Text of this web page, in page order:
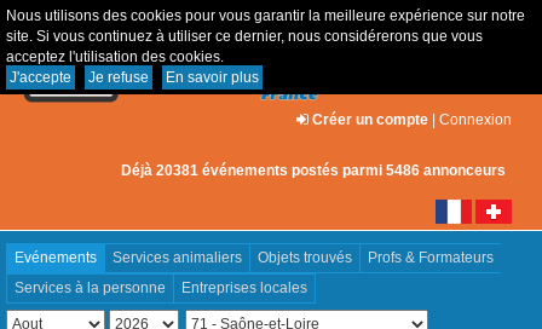
Nous utilisons des cookies pour vous garantir la meilleure expérience sur notre
site. Si vous continuez à utiliser ce dernier, nous considérerons que vous
acceptez l'utilisation des cookies.
J'accepte
Je refuse En savoir plus
Créer un compte | Connexion
Déjà 20381 événements postés parmi 5486 annonceurs
Evénements Services animaliers Objets trouvés
Profs & Formateurs
Services à la personne
Entreprises locales